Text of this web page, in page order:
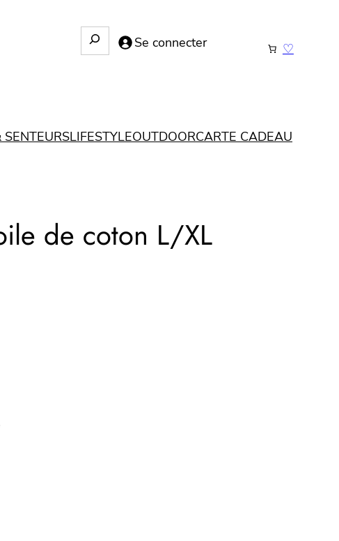
e
c
Se connecter ♡
SENTEURSLIFESTYLEOUTDOORCARTE CADEAU
de coton L/XL